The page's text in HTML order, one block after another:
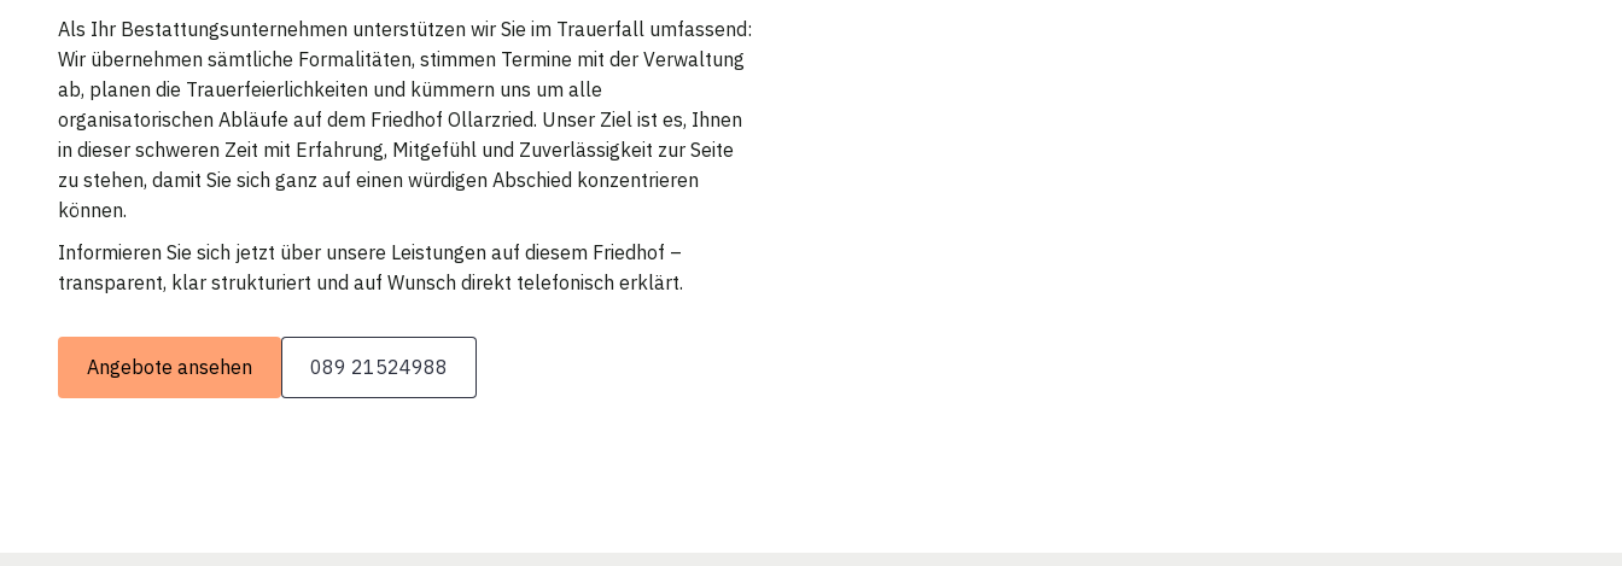
Als Ihr Bestattungsunternehmen unterstützen wir Sie im Trauerfall umfassend:
Wir übernehmen sämtliche Formalitäten, stimmen Termine mit der Verwaltung
ab, planen die Trauerfeierlichkeiten und kümmern uns um alle
organisatorischen Abläufe auf dem Friedhof Ollarzried. Unser Ziel ist es, Ihnen
in dieser schweren Zeit mit Erfahrung, Mitgefühl und Zuverlässigkeit zur Seite
zu stehen, damit Sie sich ganz auf einen würdigen Abschied konzentrieren
können.
Informieren Sie sich jetzt über unsere Leistungen auf diesem Friedhof –
transparent, klar strukturiert und auf Wunsch direkt telefonisch erklärt.
Angebote ansehen 089 21524988